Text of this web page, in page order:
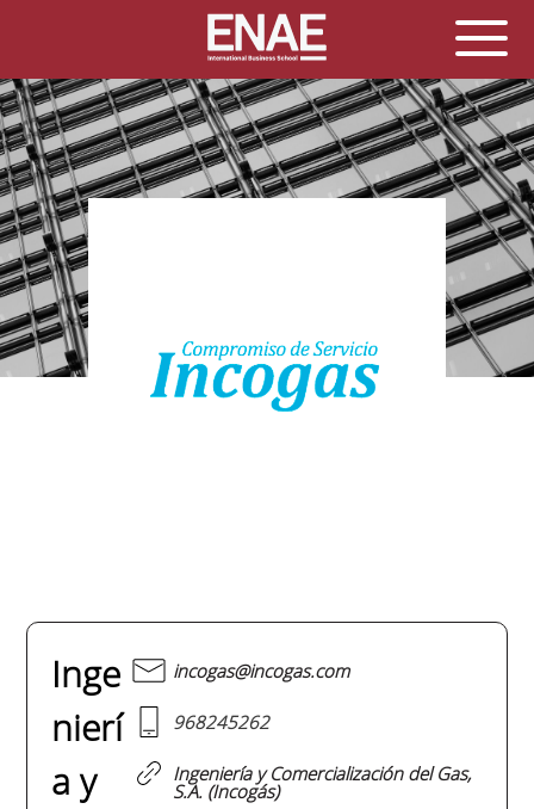
Inge
nierí
a y
incogas@incogas.com
968245262
Ingeniería y Comercialización del Gas,
S.A. (Incogás)